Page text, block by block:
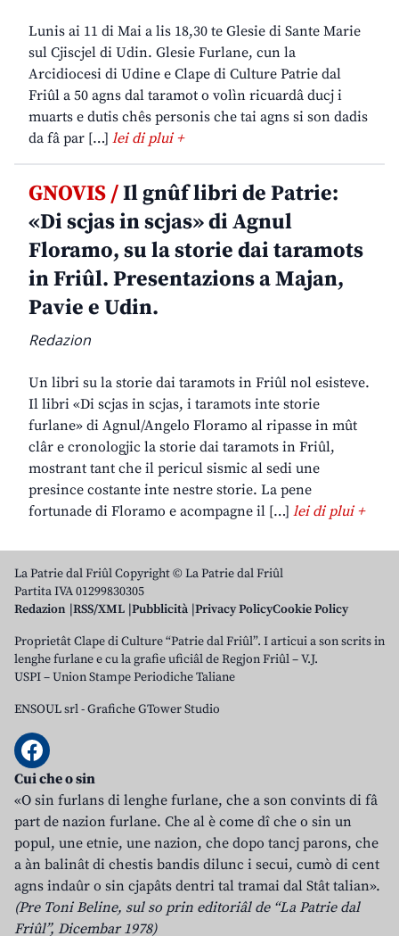
Lunis ai 11 di Mai a lis 18,30 te Glesie di Sante Marie
sul Cjiscjel di Udin. Glesie Furlane, cun la
Arcidiocesi di Udine e Clape di Culture Patrie dal
Friûl a 50 agns dal taramot o volìn ricuardâ ducj i
muarts e dutis chês personis che tai agns si son dadis
da fâ par […] lei di plui +
GNOVIS /Il gnûf libri de Patrie:
«Di scjas in scjas» di Agnul
Floramo, su la storie dai taramots
in Friûl. Presentazions a Majan,
Pavie e Udin.
Redazion
Un libri su la storie dai taramots in Friûl nol esisteve.
Il libri «Di scjas in scjas, i taramots inte storie
furlane» di Agnul/Angelo Floramo al ripasse in mût
clâr e cronologjic la storie dai taramots in Friûl,
mostrant tant che il pericul sismic al sedi une
presince costante inte nestre storie. La pene
fortunade di Floramo e acompagne il […] lei di plui +
La Patrie dal Friûl Copyright © La Patrie dal Friûl
Partita IVA 01299830305
Redazion RSS/XML Pubblicità Privacy PolicyCookie Policy
Proprietât Clape di Culture “Patrie dal Friûl”. I articui a son scrits in
lenghe furlane e cu la grafie uficiâl de Regjon Friûl – V.J.
USPI – Union Stampe Periodiche Taliane
ENSOUL srl-Grafiche GTower Studio
Cui che o sin
«O sin furlans di lenghe furlane, che a son convints di fâ
part de nazion furlane. Che al è come dî che o sin un
popul, une etnie, une nazion, che dopo tancj parons, che
a àn balinât di chestis bandis dilunc i secui, cumò di cent
agns indaûr o sin cjapâts dentri tal tramai dal Stât talian».
(Pre Toni Beline, sul so prin editoriâl de “La Patrie dal
Friûl”, Dicembar 1978)